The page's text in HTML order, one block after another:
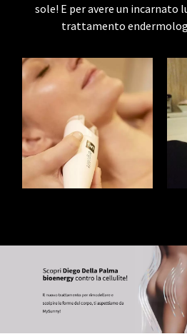
sole! E per avere un incarnato
trattamento